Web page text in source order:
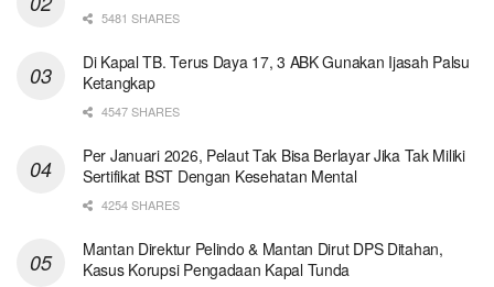
5481 SHARES
Di Kapal TB. Terus Daya 17, 3 ABK Gunakan Ijasah Palsu
Ketangkap
4547 SHARES
Per Januari 2026, Pelaut Tak Bisa Berlayar Jika Tak Miliki
Sertifikat BST Dengan Kesehatan Mental
4254 SHARES
Mantan Direktur Pelindo & Mantan Dirut DPS Ditahan,
Kasus Korupsi Pengadaan Kapal Tunda